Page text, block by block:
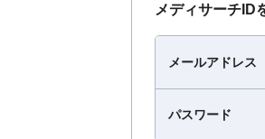
メディサーチID
メールアドレス
パスワード